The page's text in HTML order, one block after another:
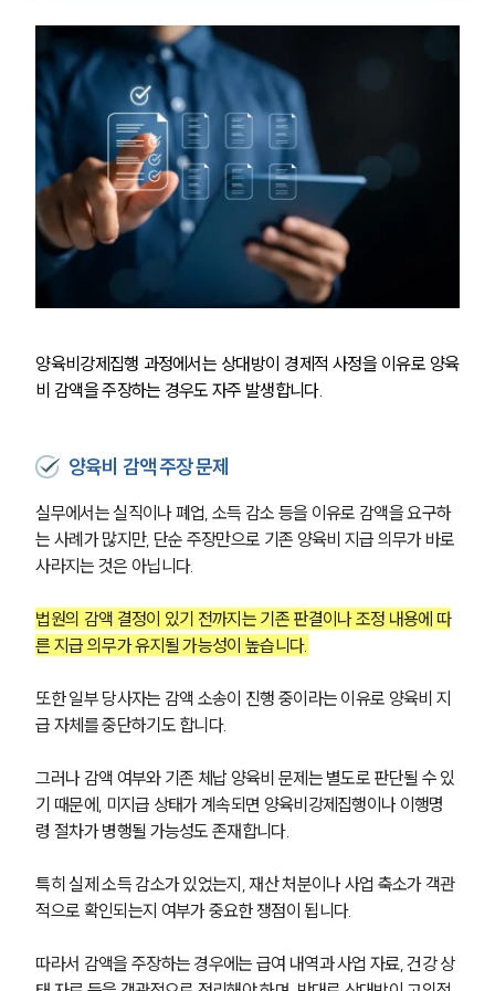
부소개
부소개
대륜의 강점
오시는 길
글로벌 파트너 로펌
통합검색
AI대륜
업무사례
양육비강제집행 과정에서는 상대방이 경제적 사정을 이유로 양육
비 감액을 주장하는 경우도 자주 발생합니다.
양육비 감액 주장 문제
실무에서는 실직이나 폐업, 소득 감소 등을 이유로 감액을 요구하
는 사례가 많지만, 단순 주장만으로 기존 양육비 지급 의무가 바로
사라지는 것은 아닙니다.
법원의 감액 결정이 있기 전까지는 기존 판결이나 조정 내용에 따
른 지급 의무가 유지될 가능성이 높습니다.
또한 일부 당사자는 감액 소송이 진행 중이라는 이유로 양육비 지
급 자체를 중단하기도 합니다.
그러나 감액 여부와 기존 체납 양육비 문제는 별도로 판단될 수 있
기 때문에, 미지급 상태가 계속되면 양육비강제집행이나 이행명
령 절차가 병행될 가능성도 존재합니다.
특히 실제 소득 감소가 있었는지, 재산 처분이나 사업 축소가 객관
적으로 확인되는지 여부가 중요한 쟁점이 됩니다.
따라서 감액을 주장하는 경우에는 급여 내역과 사업 자료, 건강 상